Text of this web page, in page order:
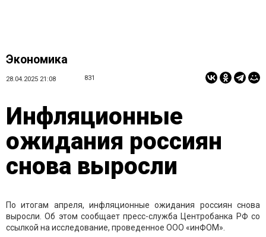
Экономика
28.04.2025 21:08 831
Инфляционные
ожидания россиян
снова выросли
По итогам апреля, инфляционные ожидания россиян снова
выросли. Об этом сообщает пресс-служба Центробанка РФ со
ссылкой на исследование, проведенное ООО «инФОМ».